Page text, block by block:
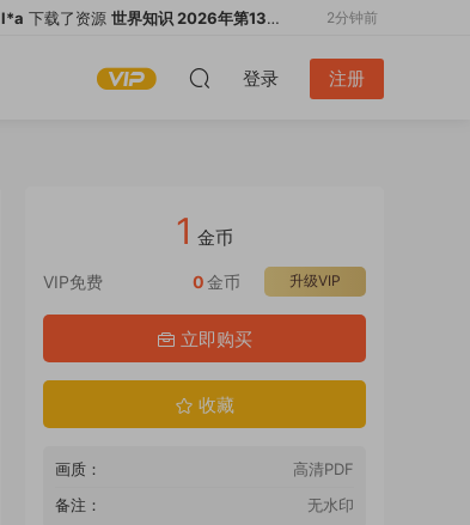
登录 注册
l*a 下载了资源 世界知识 2026年第13期
2分钟前
2026全年1-12月共12期 PDF
下载了资源坦克装甲车辆 2026全年
3分钟前
兵器杂志 2026全年1-12
VERY 2026全年1-12月
1小时前
世界知识 2026年第13期
1 金币
VIP免费 升级VIP
0金币
立即购买
收藏
画质：
高清PDF
备注：
无水印